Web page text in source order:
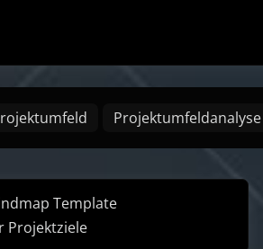
Projektumfeldanalyse
Template
Projektziele